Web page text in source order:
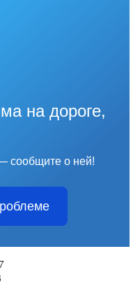
на дороге,
сообщите о ней!